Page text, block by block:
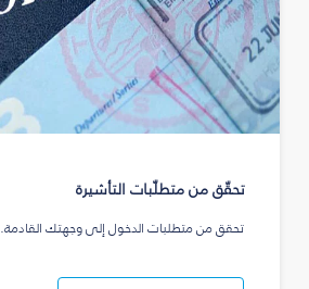
تحقّق من متطلّبات التأشيرة
تحقق من متطلبات الدخول إلى وجهتك القادمة.